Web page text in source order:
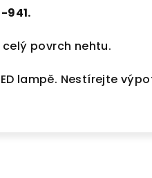
941.
povrch nehtu.
lampě. Nestírejte